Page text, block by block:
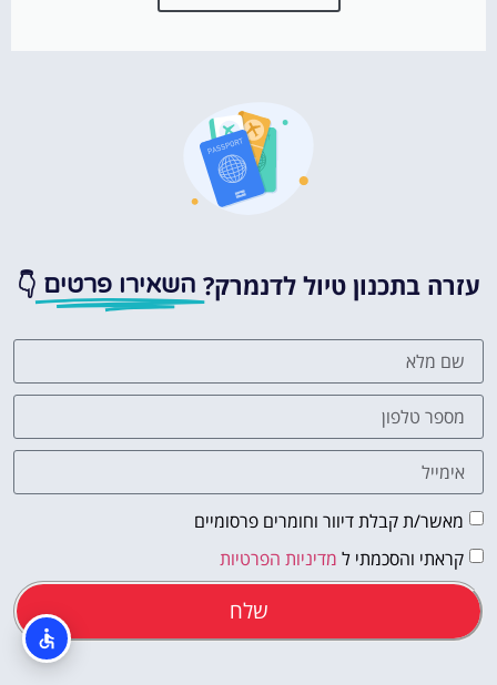
עזרה בתכנון טיול לדנמרק? השאירו פרטים 👇
מאשר/ת קבלת דיוור וחומרים פרסומיים
קראתי והסכמתי ל מדיניות הפרטיות
שלח